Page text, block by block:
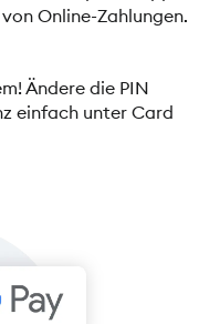
Online-Zahlungen.
Ändere die PIN
einfach unter Card